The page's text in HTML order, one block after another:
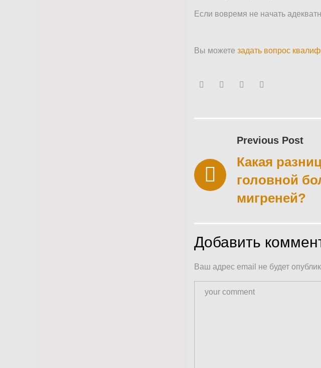
Если вовремя не начать
Вы можете задать вопрос
FacebookTwitter Youtube
Навигация
по
записям
Previous Post
Какая
головной
мигреней?
Добавить
Ваш адрес email не будет